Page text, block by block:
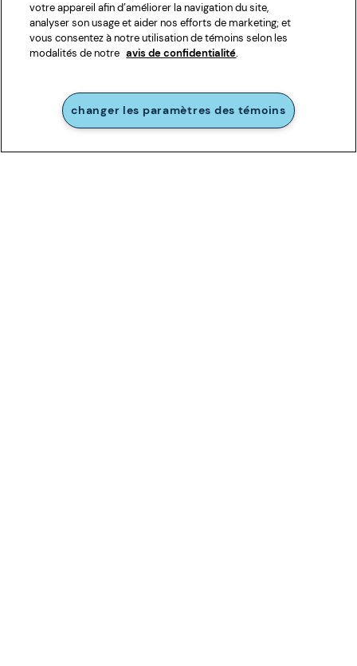
votre appareil afin d’améliorer la navigation du site,
analyser son usage et aider nos efforts de marketing; et
vous consentez à notre utilisation de témoins selon les
modalités de notre avis de confidentialité.
changer les paramètres des témoins